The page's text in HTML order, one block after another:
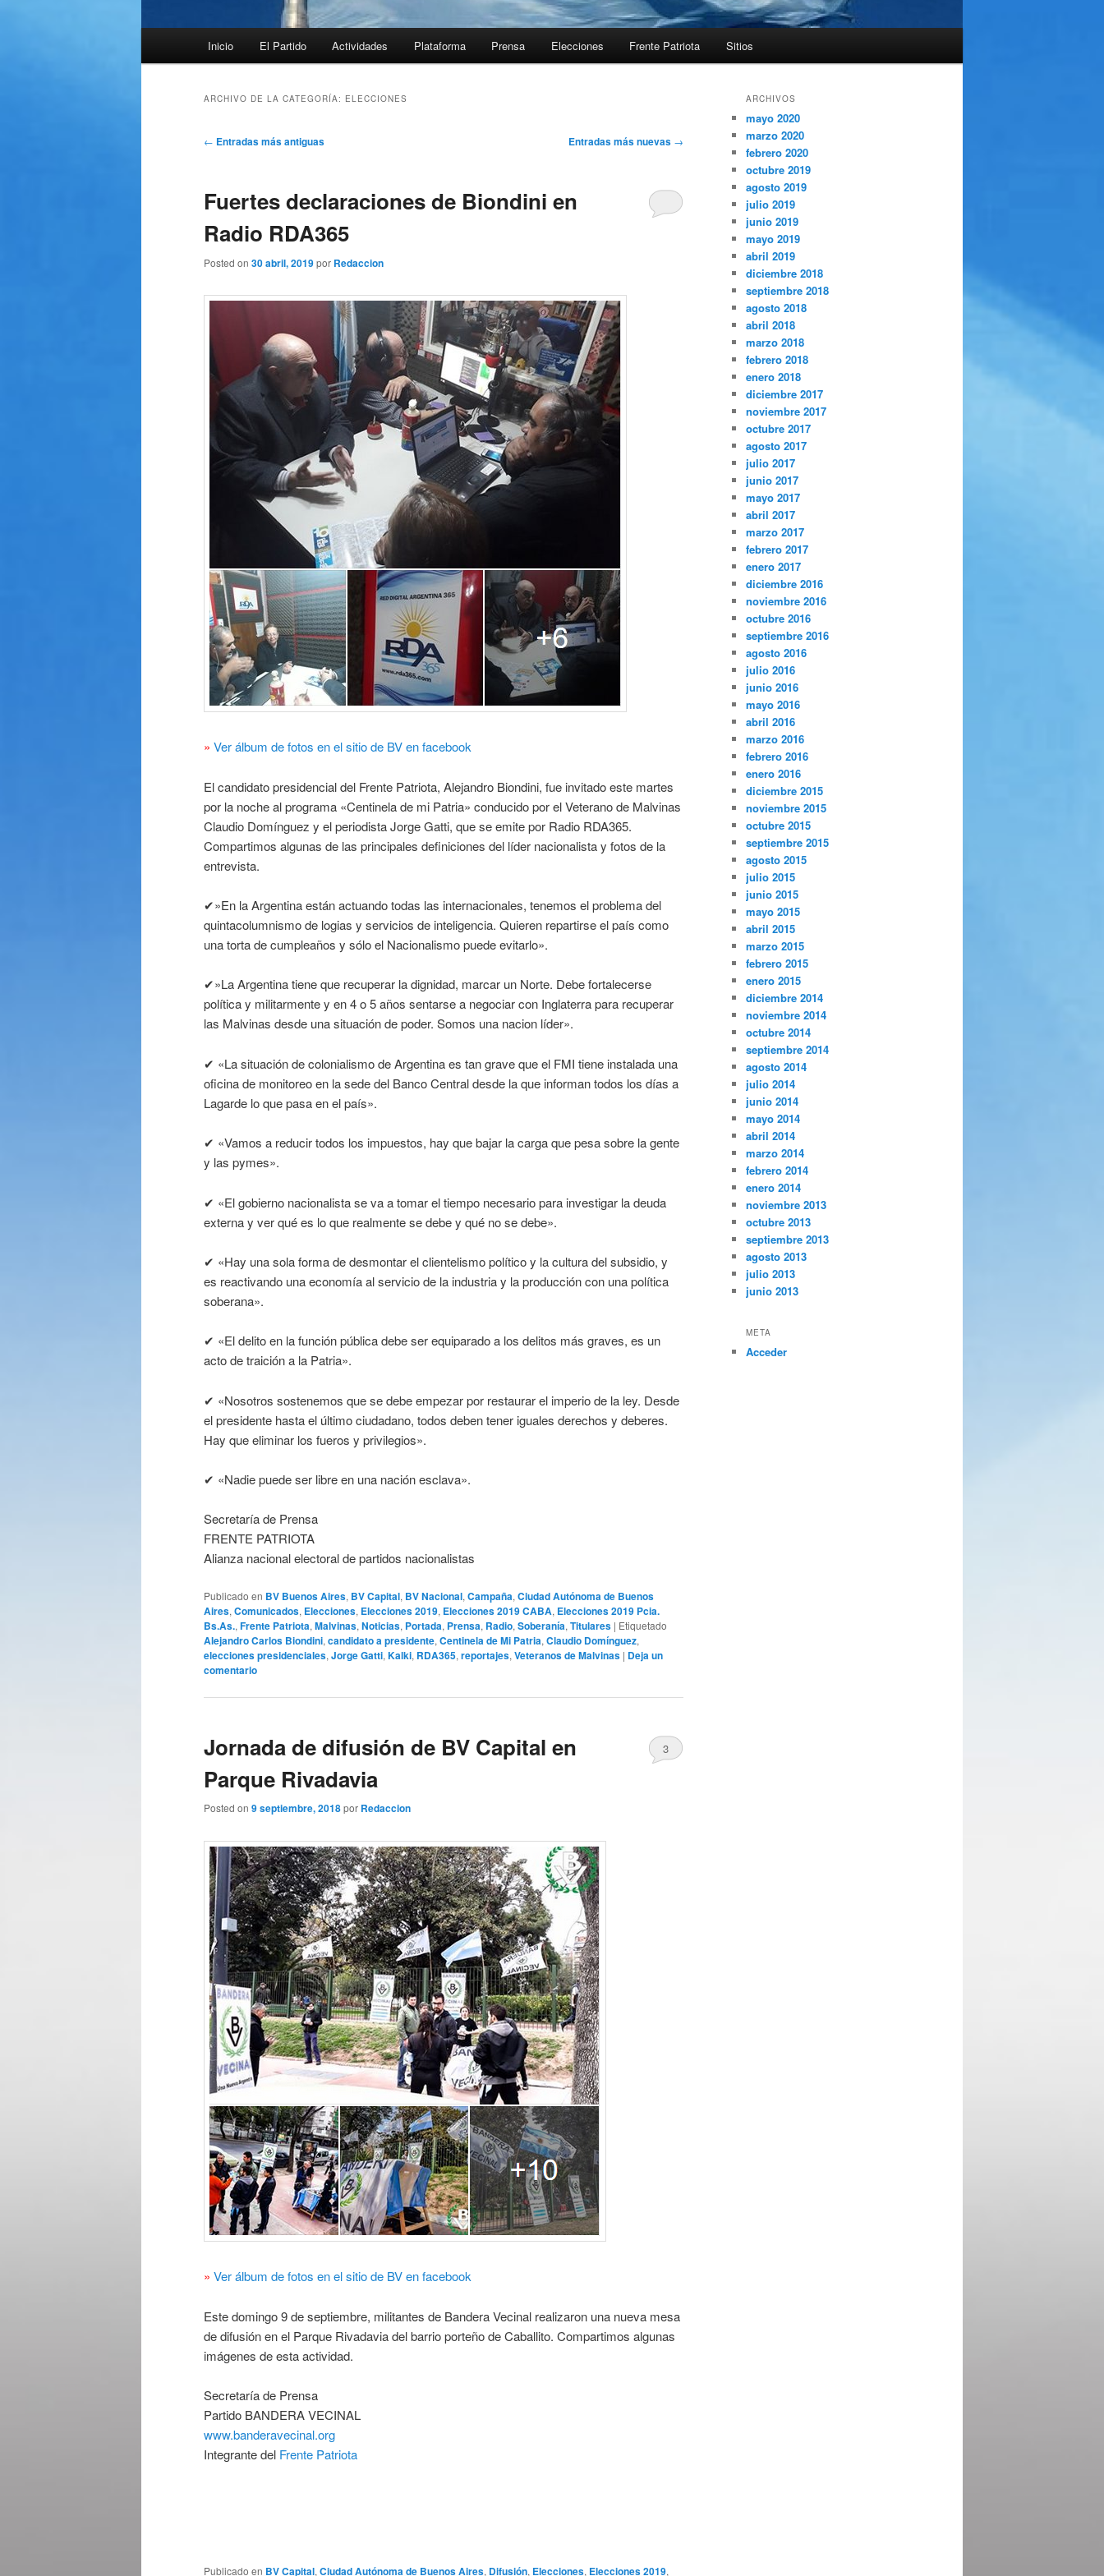
Inicio El Partido Actividades Plataforma Prensa Elecciones Frente Patriota Sitios
ARCHIVO DE LA CATEGORÍA: ELECCIONES
Navegación
← Entradas más antiguas Entradas más nuevas →
Fuertes declaraciones de Biondini en
Radio RDA365
Posted on 30 abril, 2019por Redaccion
» Ver álbum de fotos en el sitio de BV en facebook
El candidato presidencial del Frente Patriota, Alejandro Biondini, fue invitado este martes
por la noche al programa «Centinela de mi Patria» conducido por el Veterano de Malvinas
Claudio Domínguez y el periodista Jorge Gatti, que se emite por Radio RDA365.
Compartimos algunas de las principales definiciones del líder nacionalista y fotos de la
entrevista.
✔»En la Argentina están actuando todas las internacionales, tenemos el problema del
quintacolumnismo de logias y servicios de inteligencia. Quieren repartirse el país como
una torta de cumpleaños y sólo el Nacionalismo puede evitarlo».
✔»La Argentina tiene que recuperar la dignidad, marcar un Norte. Debe fortalecerse
política y militarmente y en 4 o 5 años sentarse a negociar con Inglaterra para recuperar
las Malvinas desde una situación de poder. Somos una nacion líder».
✔ «La situación de colonialismo de Argentina es tan grave que el FMI tiene instalada una
oficina de monitoreo en la sede del Banco Central desde la que informan todos los días a
Lagarde lo que pasa en el país».
✔ «Vamos a reducir todos los impuestos, hay que bajar la carga que pesa sobre la gente
y las pymes».
✔ «El gobierno nacionalista se va a tomar el tiempo necesario para investigar la deuda
externa y ver qué es lo que realmente se debe y qué no se debe».
✔ «Hay una sola forma de desmontar el clientelismo político y la cultura del subsidio, y
es reactivando una economía al servicio de la industria y la producción con una política
soberana».
✔ «El delito en la función pública debe ser equiparado a los delitos más graves, es un
acto de traición a la Patria».
✔ «Nosotros sostenemos que se debe empezar por restaurar el imperio de la ley. Desde
el presidente hasta el último ciudadano, todos deben tener iguales derechos y deberes.
Hay que eliminar los fueros y privilegios».
✔ «Nadie puede ser libre en una nación esclava».
Secretaría de Prensa
FRENTE PATRIOTA
Alianza nacional electoral de partidos nacionalistas
Publicado en BV Buenos Aires, BV Capital, BV Nacional, Campaña, Ciudad Autónoma de Buenos
Aires, Comunicados, Elecciones, Elecciones 2019, Elecciones 2019 CABA, Elecciones 2019 Pcia.
Bs.As., Frente Patriota, Malvinas, Noticias, Portada, Prensa, Radio, Soberanía, Titulares | Etiquetado
Alejandro Carlos Biondini, candidato a presidente, Centinela de Mi Patria, Claudio Domínguez,
elecciones presidenciales, Jorge Gatti, Kalki, RDA365, reportajes, Veteranos de Malvinas | Deja un
comentario
Jornada de difusión de BV Capital en
Parque Rivadavia
Posted on 9 septiembre, 2018por Redaccion
3
» Ver álbum de fotos en el sitio de BV en facebook
Este domingo 9 de septiembre, militantes de Bandera Vecinal realizaron una nueva mesa
de difusión en el Parque Rivadavia del barrio porteño de Caballito. Compartimos algunas
imágenes de esta actividad.
Secretaría de Prensa
Partido BANDERA VECINAL
www.banderavecinal.org
Integrante del Frente Patriota
Publicado en BV Capital, Ciudad Autónoma de Buenos Aires, Difusión, Elecciones, Elecciones 2019,
ARCHIVOS
mayo 2020
marzo 2020
febrero 2020
octubre 2019
agosto 2019
julio 2019
junio 2019
mayo 2019
abril 2019
diciembre 2018
septiembre 2018
agosto 2018
abril 2018
marzo 2018
febrero 2018
enero 2018
diciembre 2017
noviembre 2017
octubre 2017
agosto 2017
julio 2017
junio 2017
mayo 2017
abril 2017
marzo 2017
febrero 2017
enero 2017
diciembre 2016
noviembre 2016
octubre 2016
septiembre 2016
agosto 2016
julio 2016
junio 2016
mayo 2016
abril 2016
marzo 2016
febrero 2016
enero 2016
diciembre 2015
noviembre 2015
octubre 2015
septiembre 2015
agosto 2015
julio 2015
junio 2015
mayo 2015
abril 2015
marzo 2015
febrero 2015
enero 2015
diciembre 2014
noviembre 2014
octubre 2014
septiembre 2014
agosto 2014
julio 2014
junio 2014
mayo 2014
abril 2014
marzo 2014
febrero 2014
enero 2014
noviembre 2013
octubre 2013
septiembre 2013
agosto 2013
julio 2013
junio 2013
META
Acceder